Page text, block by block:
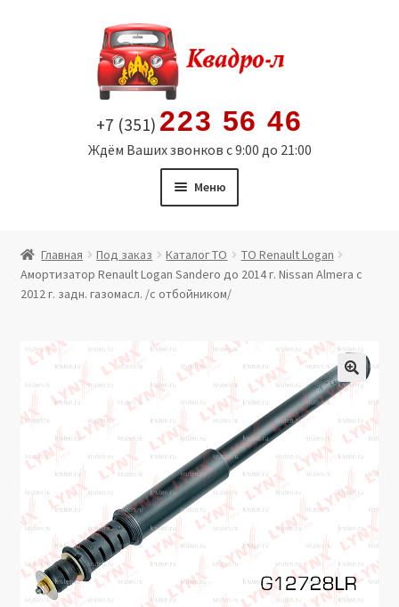
содержимому
+7 (351) 223 56 46
Ждём Ваших звонков с 9:00 до 21:00
Меню
Витрина
Политика в отношении обработки персональных
данных
Производители
Юридические данные
Главная Под заказ Каталог ТО
ТО Renault Logan
Амортизатор Renault Logan Sandero до 2014 г. Nissan Almera с
2012 г. задн. газомасл. /с отбойником/
🔍